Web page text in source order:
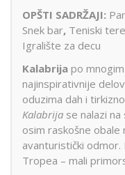
OPŠTI SADRŽAJI:
Snek bar, Teniski
Igralište za decu
Kalabrija po
najinspirativnije
oduzima dah i
Kalabrija se nalazi na
osim raskošne obale
avanturistički
Tropea – mali